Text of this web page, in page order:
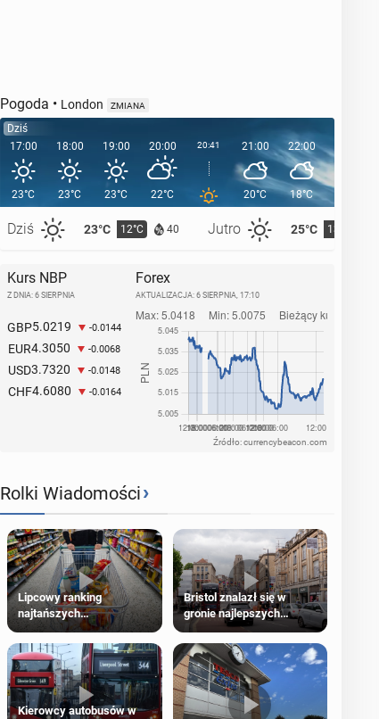
Pogoda • London ZMIANA
Dziś
17:00
23°C
Dziś 23°C 12°C 40 Jutro 25°C 13°C
18:00
23°C
19:00
23°C
20:00
22°C
20:41 21:00
20°C
22:00
18°C
23:00
Kurs NBP
Z DNIA: 6 SIERPNIA
GBP5.0219 -0.0144
EUR4.3050 -0.0068
USD3.7320 -0.0148
CHF4.6080 -0.0164
Forex
AKTUALIZACJA: 6 SIERPNIA, 17:10
Źródło: currencybeacon.com
Rolki Wiadomości›
Lipcowy ranking
najtańszych
supermarketów
Bristol znalazł się w
gronie najlepszych
kierunków podróży na
świecie
Kierowcy autobusów w